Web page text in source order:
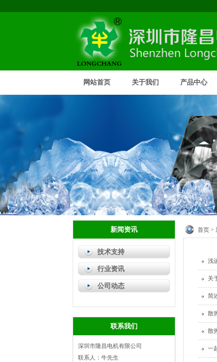
网站首页 关于我们 产品中心
新闻资讯
技术支持
行业资讯
公司动态
联系我们
深圳市隆昌电机有限公司
联系人：牛先生
首页 >
浅
关
简
散
散
一